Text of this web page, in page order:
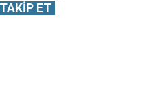
ET